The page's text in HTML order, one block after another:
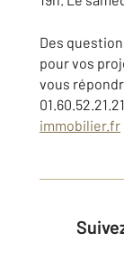
Des
pour vos
vous
immobilier.fr
Suivez l’actualité immobilière et